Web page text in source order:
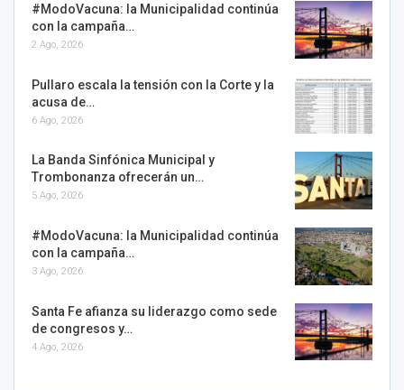
#ModoVacuna: la Municipalidad continúa
con la campaña…
2 Ago, 2026
Pullaro escala la tensión con la Corte y la
acusa de…
6 Ago, 2026
La Banda Sinfónica Municipal y
Trombonanza ofrecerán un…
5 Ago, 2026
#ModoVacuna: la Municipalidad continúa
con la campaña…
3 Ago, 2026
Santa Fe afianza su liderazgo como sede
de congresos y…
4 Ago, 2026